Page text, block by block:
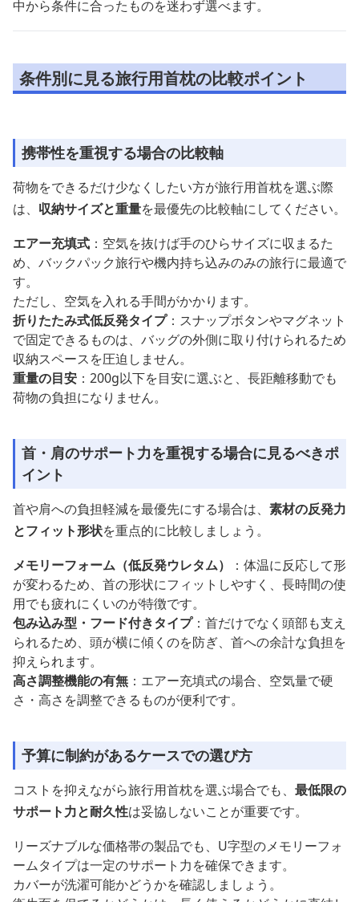
中から条件に合ったものを迷わず選べます。
条件別に見る旅行用首枕の比較ポイント
携帯性を重視する場合の比較軸
荷物をできるだけ少なくしたい方が旅行用首枕を選ぶ際
は、 収納サイズと重量を最優先の比較軸にしてください。
エアー充填式 ：空気を抜けば手のひらサイズに収まるた
め、バックパック旅行や機内持ち込みのみの旅行に最適で
す。
ただし、空気を入れる手間がかかります。
折りたたみ式低反発タイプ：スナップボタンやマグネット
で固定できるものは、バッグの外側に取り付けられるため
収納スペースを圧迫しません。
重量の目安 ：200g以下を目安に選ぶと、長距離移動でも
荷物の負担になりません。
首・肩のサポート力を重視する場合に見るべきポ
イント
首や肩への負担軽減を最優先にする場合は、 素材の反発力
とフィット形状を重点的に比較しましょう。
メモリーフォーム（低反発ウレタム）
：体温に反応して形
が変わるため、首の形状にフィットしやすく、長時間の使
用でも疲れにくいのが特徴です。
包み込み型・フード付きタイプ：首だけでなく頭部も支え
られるため、頭が横に傾くのを防ぎ、首への余計な負担を
抑えられます。
高さ調整機能の有無 ：エアー充填式の場合、空気量で硬
さ・高さを調整できるものが便利です。
予算に制約があるケースでの選び方
コストを抑えながら旅行用首枕を選ぶ場合でも、 最低限の
サポート力と耐久性は妥協しないことが重要です。
リーズナブルな価格帯の製品でも、U字型のメモリーフォ
ームタイプは一定のサポート力を確保できます。
カバーが洗濯可能かどうかを確認しましょう。